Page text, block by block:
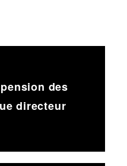
des
directeur